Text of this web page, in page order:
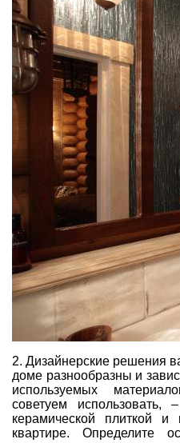
2. Дизайнерские решения
доме разнообразны и
используемых
советуем
керамической плиткой
квартире. Определите